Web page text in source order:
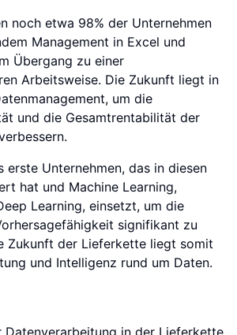
noch etwa 98% der Unternehmen
Management in Excel und
Übergang zu einer
Arbeitsweise. Die Zukunft liegt in
um die
und die Gesamtrentabilität der
erste Unternehmen, das in diesen
hat und Machine Learning,
Learning, einsetzt, um die
signifikant zu
Zukunft der Lieferkette liegt somit
und Intelligenz rund um Daten.